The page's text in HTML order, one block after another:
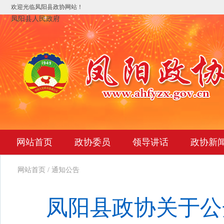
欢迎光临凤阳县政协网站！
凤阳县人民政府
网站首页 政协委员 领导讲话 政协新
网站首页 / 通知公告
凤阳县政协关于